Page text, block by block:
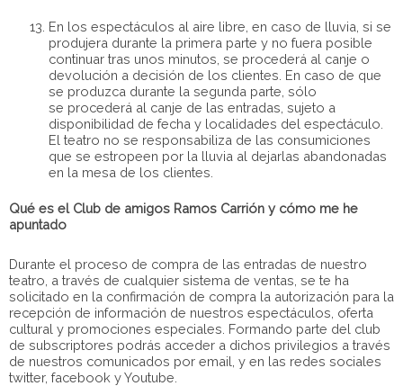
En los espectáculos al aire libre, en caso de lluvia, si se
produjera durante la primera parte y no fuera posible
continuar tras unos minutos, se procederá al canje o
devolución a decisión de los clientes. En caso de que
se produzca durante la segunda parte, sólo
se procederá al canje de las entradas, sujeto a
disponibilidad de fecha y localidades del espectáculo.
El teatro no se responsabiliza de las consumiciones
que se estropeen por la lluvia al dejarlas abandonadas
en la mesa de los clientes.
Qué es el Club de amigos Ramos Carrión y cómo me he
apuntado
Durante el proceso de compra de las entradas de nuestro
teatro, a través de cualquier sistema de ventas, se te ha
solicitado en la confirmación de compra la autorización para la
recepción de información de nuestros espectáculos, oferta
cultural y promociones especiales. Formando parte del club
de subscriptores podrás acceder a dichos privilegios a través
de nuestros comunicados por email, y en las redes sociales
twitter, facebook y Youtube.